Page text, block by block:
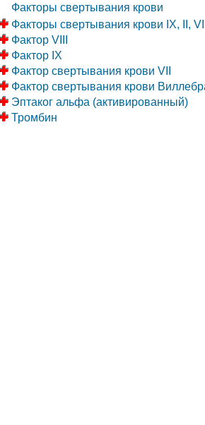
Факторы свертывания крови
Факторы свертывания крови IX, II,
Фактор VIII
Фактор IX
Фактор свертывания крови VII
Фактор свертывания крови
Эптаког альфа (активированный)
Тромбин